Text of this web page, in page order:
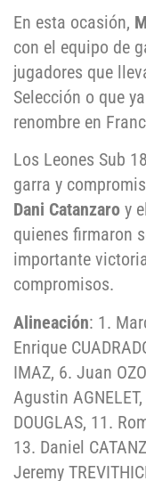
En esta ocasión,
con el equipo de
jugadores que
Selección o que
renombre en
Los Leones Sub
garra y
Dani Catanzaro y
quienes firmaron
importante
compromisos.
Alineación: 1.
Enrique
IMAZ, 6. Juan
Agustin
DOUGLAS, 11.
13. Daniel
Jeremy